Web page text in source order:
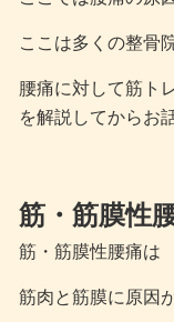
ここは多くの整骨
腰痛に対して筋ト
を解説してからお
筋・筋膜性
筋・筋膜性腰痛は
筋肉と筋膜に原因